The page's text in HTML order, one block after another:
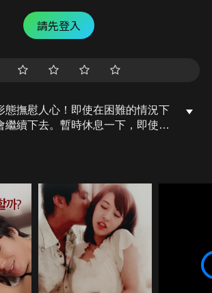
請先登入
態撫慰人心！即使在困難的情況下
繼續下去。暫時休息一下，即使平